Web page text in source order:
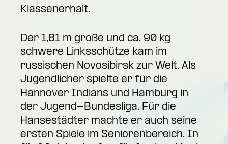
Klassenerhalt.
Der 1,81 m große und ca. 90 kg
schwere Linksschütze kam im
russischen Novosibirsk zur Welt. Als
Jugendlicher spielte er für die
Hannover Indians und Hamburg in
der Jugend-Bundesliga. Für die
Hansestädter machte er auch seine
ersten Spiele im Seniorenbereich. In